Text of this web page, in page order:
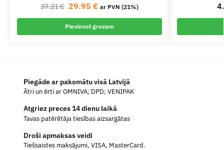
37.21€ 29.95 € ar PVN (21%)
Pievienot grozam
Piegāde ar pakomātu visā Latvijā
Ātri un ērti ar OMNIVA; DPD; VENIPAK
Atgriez preces 14 dienu laikā
Tavas patērētāja tiesības aizsargātas
Droši apmaksas veidi
Tiešsaistes maksājumi, VISA, MasterCard.